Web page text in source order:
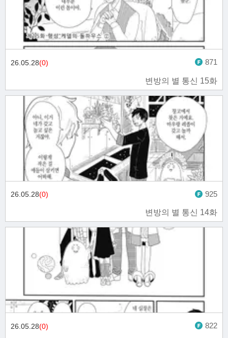
변방의 별 통신 15화
26.05.28(0) 871
변방의 별 통신 14화
26.05.28(0) 925
26.05.28(0) 822